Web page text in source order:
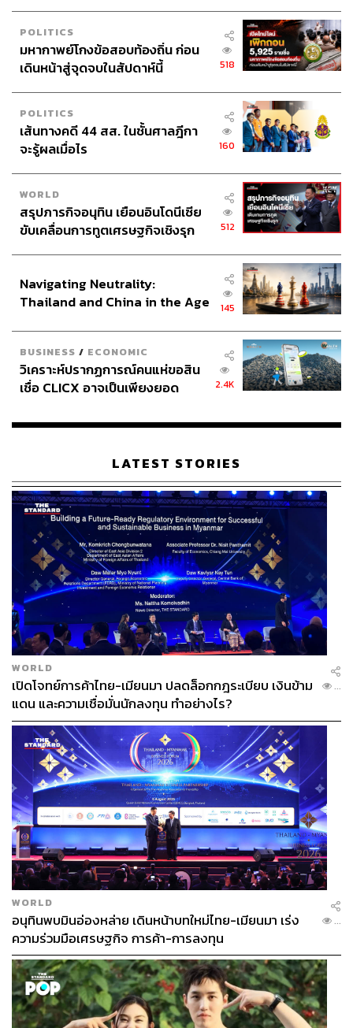
“แม้หนี้สาธารณะไม่ได้เพิ่มขึ้นมากเท่าประเทศอื่น แต่ GDP
ไทยเติบโตช้ากว่ามาก อัตราส่วนหนี้สาธารณะต่อ GDP ก็จะ
แย่ลงได้ แม้ว่าการขาดดุลงบประมาณของรัฐบาลไทยจะค่อน
ข้างน้อยก็ตาม”
ตามข้อมูลจากสำนักงานบริหารหนี้สาธารณะระบุว่า หนี้
สาธารณะไทยอยู่ที่ 65.08% ต่อ GDP ณ เดือนพฤษภาคม
2568 จากช่วงก่อนโควิดที่เคยอยู่ระดับราว 41% ต่อ GDP
โดยสถานการณ์เดียวกันนี้ยังเกิดขึ้นกับหนี้ครัวเรือนของไทย
ซึ่งตอนนี้อยู่ในอันดับสูงอันดับต้นๆ ของโลก Kim Eng Tan
เตือนว่า ภาครัฐอาจประเมินสถานการณ์ผิดพลาด หากคุ้นชิน
ครัวเรือนเติบโตในอัตราใกล้เคียงกัน (10-12%) ก็จะไม่กังวล
มากนัก แต่เมื่อการเติบโตของ GDP ชะลอตัวลงเหลือเพียง 3-
5% การยอมให้หนี้ครัวเรือนที่สูงเช่นเดิมจึงกลายเป็นการ
ว่าทำไมหนี้ครัวเรือนไทยจึงสูงกว่าหลายประเทศ
‘สุขภาพ-การศึกษา-ดึงดูดลงทุน’ กุญแจสำคัญยก
นอกจากนี้ Kim Eng Tan ยังให้ความเห็นว่า เพื่อจะยกระดับ
อันดับความน่าเชื่อถือของประเทศไทย สิ่งที่สำคัญที่สุดคือ
การมุ่งเน้นไปที่การพัฒนาในด้านต่างๆ เช่น การดูแลสุขภาพ
(Healthcare) การศึกษา (Education) และการดึงดูดการลงทุน
(Investment Attraction)
S&P เน้นย้ำว่า ประเด็นเหล่านี้ล้วนต้องการ ‘นโยบายที่
ชัดเจน’ จากภาครัฐ เพื่อดึงดูดผู้คนให้เข้ามามีส่วนร่วมในการ
พัฒนาคุณภาพแรงงาน และการปรับปรุงโครงสร้างพื้นฐาน
ซึ่งจะส่งผลโดยตรงต่อการเสริมสร้างศักยภาพทางเศรษฐกิจ
โดยรวม และนำไปสู่การปรับปรุงอันดับความน่าเชื่อถือของ
ประเทศไทยได้ในที่สุด
อัตราดอกเบี้ยต่ำคือข้อได้เปรียบ
Kim Eng Tan กล่าวอีกว่า อีกหนึ่งข้อได้เปรียบที่สำคัญของ
ไทยคือ ‘อัตราดอกเบี้ยที่ต่ำมาก’ เมื่อเทียบกับประเทศอื่นๆ
แม้แต่ประเทศที่มีรายได้สูงก็ยังมีอัตราดอกเบี้ย และอัตราผล
ตอบแทนระยะยาวที่ต่ำกว่าไทย โดยปัจจัยนี้เป็นประโยชน์
อย่างยิ่งในการจัดการกับปัญหาหนี้สินที่สูงของภาครัฐ และ
เอกชน และทำให้มีความยืดหยุ่นในการบริหารจัดการมาก
ขึ้น
สามารถติดตาม THE STANDARD WEALTH
ผ่านแอปพลิเคชันต่างๆ ที่คุณสะดวกหรือใช้งานอยู่แล้วได้เลย
POLITICS
มหากาพย์โกงข้อสอบท้องถิ่น ก่อน
เดินหน้าสู่จุดจบในสัปดาห์นี้
518
POLITICS
เส้นทางคดี 44 สส. ในชั้นศาลฎีกา
จะรู้ผลเมื่อไร
160
WORLD
สรุปภารกิจอนุทิน เยือนอินโดนีเซีย
ขับเคลื่อนการทูตเศรษฐกิจเชิงรุก
512
Navigating Neutrality:
Thailand and China in the Age
145
BUSINESS / ECONOMIC
วิเคราะห์ปรากฏการณ์คนแห่ขอสิน
เชื่อ CLICX อาจเป็นเพียงยอด
เรือนไทยที่ถูกซุกไว้
2.4K
LATEST STORIES
WORLD
เปิดโจทย์การค้าไทย-เมียนมา ปลดล็อกกฎระเบียบ เงินข้าม
แดน และความเชื่อมั่นนักลงทุน ทำอย่างไร?
...
WORLD
อนุทินพบมินอ่องหล่าย เดินหน้าบทใหม่ไทย-เมียนมา เร่ง
ความร่วมมือเศรษฐกิจ การค้า-การลงทุน
...